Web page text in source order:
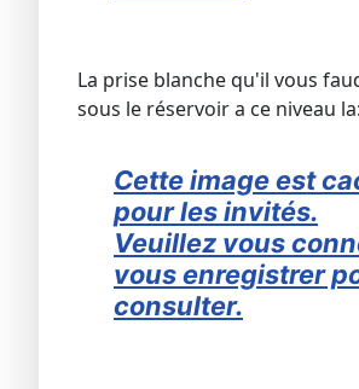
La prise blanche qu'il vous
sous le réservoir a ce niveau la:
Cette image est
pour les invités.
Veuillez vous
vous enregistrer
consulter.